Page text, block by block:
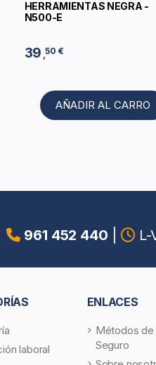
HERRAMIENTAS NEGRA -
N500-E
39 ,50 €
AÑADIR AL CARRO
961 452 440
L-
laboral
ENLACES
Métodos de
Seguro